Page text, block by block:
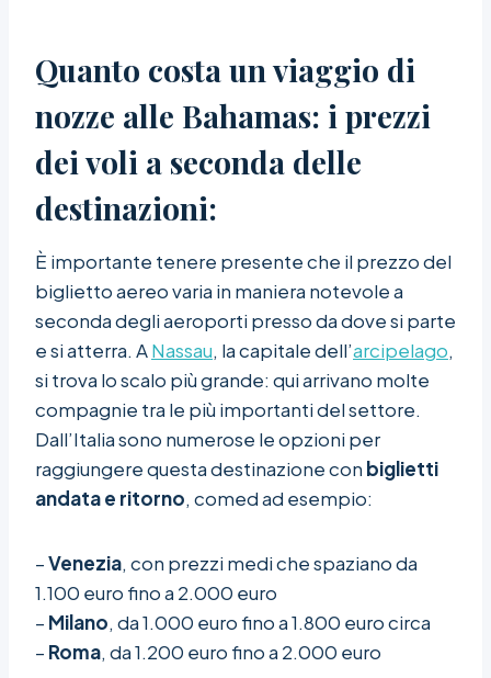
Quanto costa un viaggio di
nozze alle Bahamas: i prezzi
dei voli a seconda delle
destinazioni:
È importante tenere presente che il prezzo del
biglietto aereo varia in maniera notevole a
seconda degli aeroporti presso da dove si parte
e si atterra. ANassau, la capitale dell’arcipelago,
si trova lo scalo più grande: qui arrivano molte
compagnie tra le più importanti del settore.
Dall’Italia sono numerose le opzioni per
raggiungere questa destinazione con biglietti
andata e ritorno, comed ad esempio:
–Venezia, con prezzi medi che spaziano da
1.100 euro fino a 2.000 euro
– Milano, da 1.000 euro fino a 1.800 euro circa
– Roma, da 1.200 euro fino a 2.000 euro